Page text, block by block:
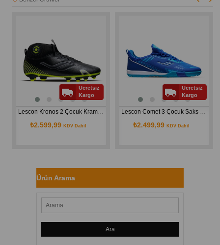
Lescon Kronos 2 Çocuk Krampon
₺2.599,99KDV Dahil
Ücretsiz
Kargo
Lescon Comet 3 Çocuk Saks Halı Saha Ayakkabı
₺2.499,99KDV Dahil
Ücretsiz
Kargo
Ürün Arama
Ara